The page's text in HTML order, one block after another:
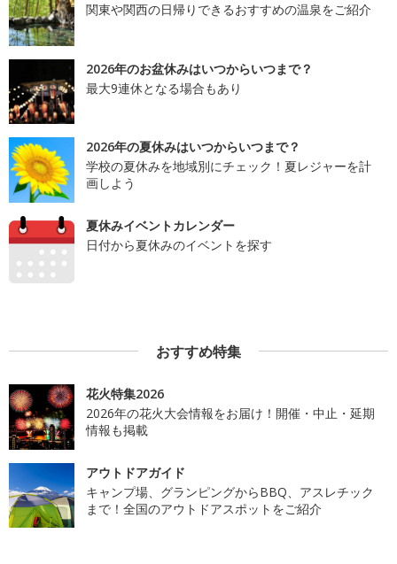
関東や関西の日帰りできるおすすめの温泉をご紹介
2026年のお盆休みはいつからいつまで？
最大9連休となる場合もあり
2026年の夏休みはいつからいつまで？
学校の夏休みを地域別にチェック！夏レジャーを計
画しよう
夏休みイベントカレンダー
日付から夏休みのイベントを探す
おすすめ特集
花火特集2026
2026年の花火大会情報をお届け！開催・中止・延期
情報も掲載
アウトドアガイド
キャンプ場、グランピングからBBQ、アスレチック
まで！全国のアウトドアスポットをご紹介